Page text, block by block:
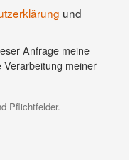
und
Anfrage meine
Verarbeitung meiner
Pflichtfelder.